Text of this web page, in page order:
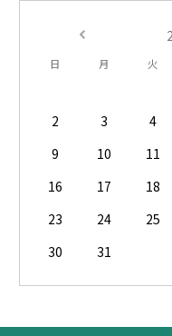
日 月 火
2
3 4
9
10 11
16
17 18
23
24 25
30
31